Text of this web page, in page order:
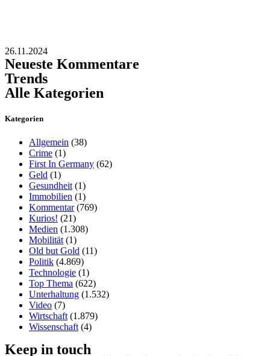
26.11.2024
Neueste Kommentare
Trends
Alle Kategorien
Kategorien
Allgemein (38)
Crime (1)
First In Germany (62)
Geld (1)
Gesundheit (1)
Immobilien (1)
Kommentar(769)
Kurios! (21)
Medien (1.308)
Mobilität (1)
Old but Gold (11)
Politik (4.869)
Technologie (1)
Top Thema (622)
Unterhaltung (1.532)
Video (7)
Wirtschaft (1.879)
Wissenschaft (4)
Keep in touch